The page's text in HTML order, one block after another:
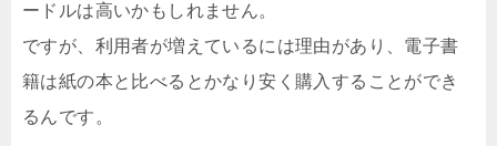
ードルは高いかもしれません。
ですが、利用者が増えているには理由があり、電子書
籍は紙の本と比べるとかなり安く購入することができ
るんです。